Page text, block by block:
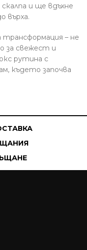
и ще вдъхне
върха.
– не
за свежест и
рутина с
където започва